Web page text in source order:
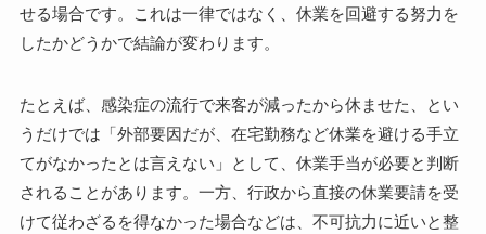
せる場合です。これは一律ではなく、休業を回避する努力を
したかどうかで結論が変わります。
たとえば、感染症の流行で来客が減ったから休ませた、とい
うだけでは「外部要因だが、在宅勤務など休業を避ける手立
てがなかったとは言えない」として、休業手当が必要と判断
されることがあります。一方、行政から直接の休業要請を受
けて従わざるを得なかった場合などは、不可抗力に近いと整